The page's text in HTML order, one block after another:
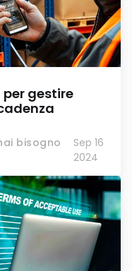
per gestire
bisogno
Sep 16
2024